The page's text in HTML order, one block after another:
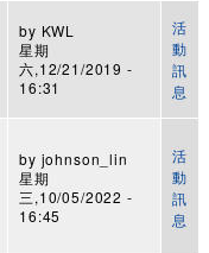
by KWL
星期
六,12/21/2019 -
16:31
活
動
訊
息
by johnson_lin
星期
三,10/05/2022 -
16:45
活
動
訊
息